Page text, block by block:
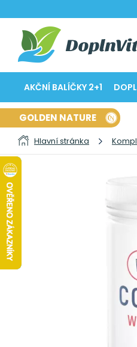
AKČNÍ BALÍČKY 2+1
GOLDEN NATURE
Hlavní stránka